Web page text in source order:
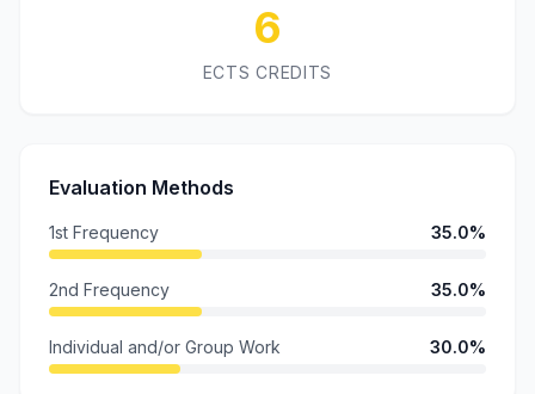
6
ECTS CREDITS
Evaluation Methods
1st Frequency 35.0%
2nd Frequency 35.0%
Individual and/or Group Work 30.0%